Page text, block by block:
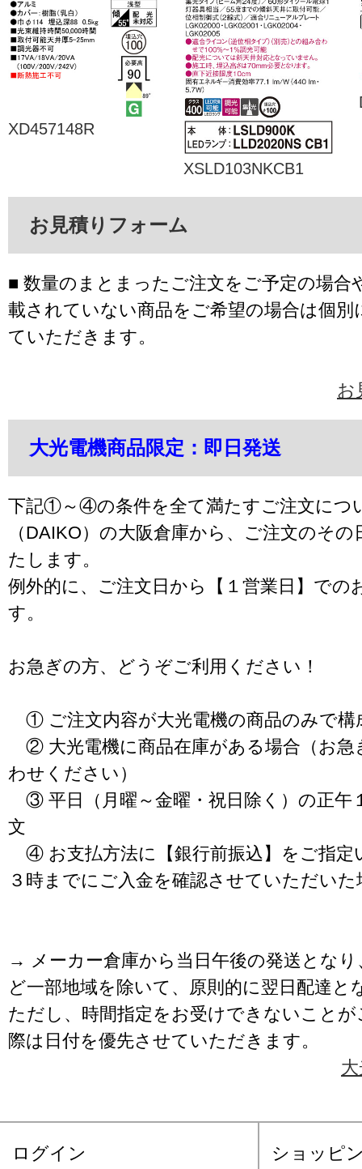
XD457148R
XSLD103NKCB1
お見積りフォーム
■ 数量のまとまったご注文をご予定の場合
載されていない商品をご希望の場合は個別
ていただきます。
お
大光電機商品限定：即日発送
下記①～④の条件を全て満たすご注文につ
（DAIKO）の大阪倉庫から、ご注文のそ
たします。
例外的に、ご注文日から【１営業日】での
す。
お急ぎの方、どうぞご利用ください！
① ご注文内容が大光電機の商品のみで構
② 大光電機に商品在庫がある場合（お急
わせください）
③ 平日（月曜～金曜・祝日除く）の正午
文
④ お支払方法に【銀行前振込】をご指定
３時までにご入金を確認させていただいた
→ メーカー倉庫から当日午後の発送となり
ど一部地域を除いて、原則的に翌日配達と
ただし、時間指定をお受けできないこと
際は日付を優先させていただきます。
ログイン ショッピ